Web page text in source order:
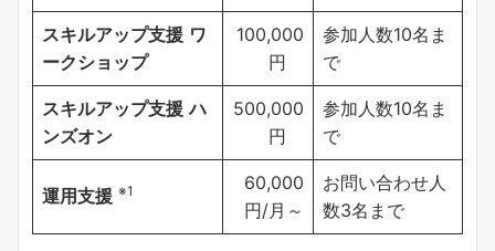
スキルアップ支援 ワ
ークショップ
100,000
円
参加人数10名ま
で
スキルアップ支援 ハ
ンズオン
500,000
円
参加人数10名ま
で
運用支援 ※1
60,000
円/月～
お問い合わせ人
数3名まで